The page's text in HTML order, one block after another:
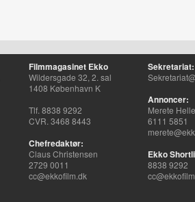
Filmmagasinet Ekko
Wildersgade 32, 2. sal
1408 København K
Tlf. 8838 9292
CVR. 3468 8443
Chefredaktør:
Claus Christensen
2729 0011
cc@ekkofilm.dk
Sekretariat:
Annoncer:
Merete
6111 5851
Ekko
8838 9292